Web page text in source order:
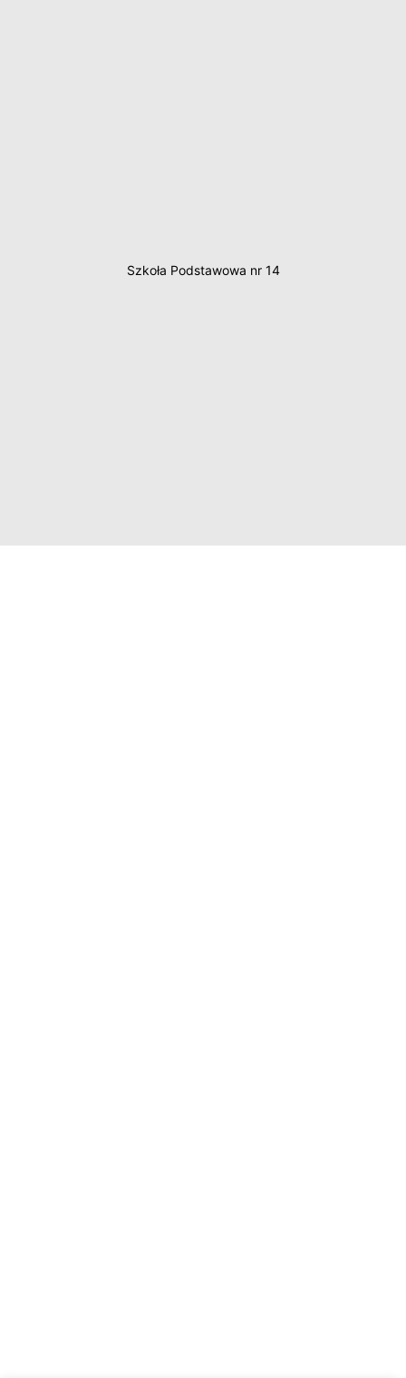
Szkoła Podstawowa nr 14